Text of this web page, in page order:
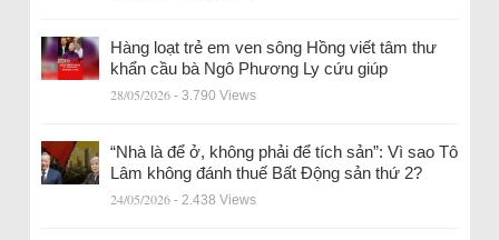
Hàng loạt trẻ em ven sông Hồng viết tâm thư
khẩn cầu bà Ngô Phương Ly cứu giúp
28/05/2026 - 3.790 Views
“Nhà là để ở, không phải để tích sản”: Vì sao Tô
Lâm không đánh thuế Bất Động sản thứ 2?
24/05/2026 - 2.438 Views